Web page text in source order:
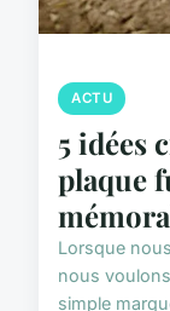
ACTU
5 idées
plaque
Lorsque
nous
simple